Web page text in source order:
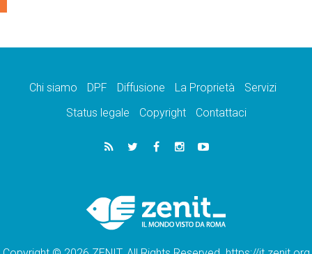
Chi siamo DPF Diffusione La Proprietà
Servizi
Status legale
Copyright Contattaci